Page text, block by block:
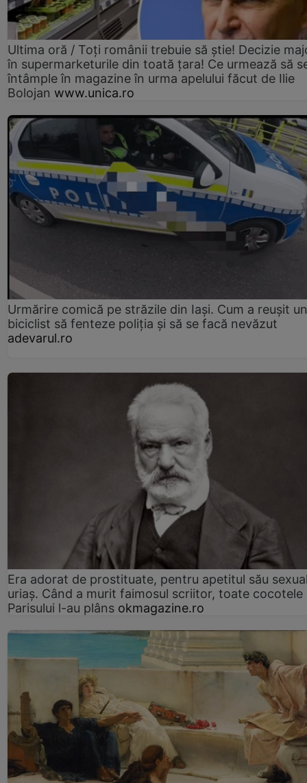
Ultima oră / Toți românii trebuie să știe! Decizie
în supermarketurile din toată țara! Ce urmează să
întâmple în magazine în urma apelului făcut de Ilie
Bolojan www.unica.ro
Urmărire comică pe străzile din Iași. Cum a reușit un
biciclist să fenteze poliția și să se facă nevăzut
adevarul.ro
Era adorat de prostituate, pentru apetitul său
uriaș. Când a murit faimosul scriitor, toate cocotele
Parisului l-au plâns okmagazine.ro